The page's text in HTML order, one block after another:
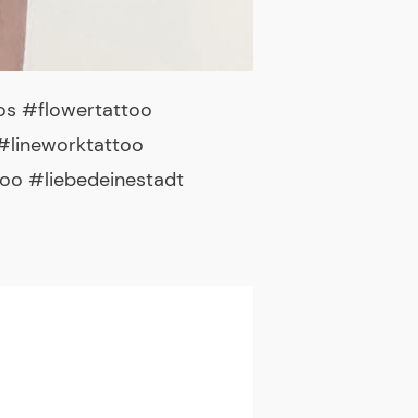
#flowertattoo
#liebedeinestadt